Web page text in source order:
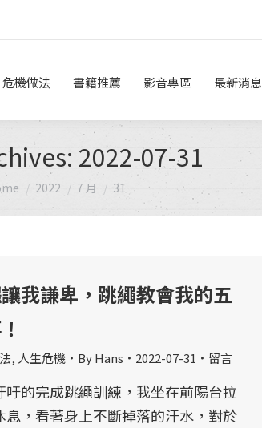
危機做法 書籍推薦 影音專區 最新消息
2022-07-31
are here:
2022 7 月 31
我謙卑，跳繩教會我的五
, 人生危機 ByHans 2022-07-31 留言
吁的完成跳繩訓練，我坐在前陽台拉
息，看著身上不斷掉落的汗水，對於